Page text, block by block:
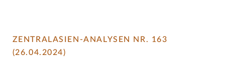
ZENTRALASIEN-ANALYSEN NR. 163
(26.04.2024)